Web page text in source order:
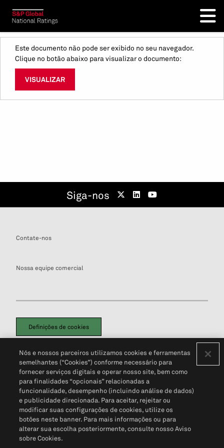
Este documento não pode ser exibido no seu navegador.
Clique no botão abaixo para visualizar o documento:
VISUALIZAR
Siga-nos
Contate-nos
Nossa equipe comercial
Definições de cookies
Política de PrivacidadePortal de privacidade do cliente (em inglês)
Não Venda Minhas Informações Pessoais© 2026 S&P Global
Nós e nossos parceiros utilizamos cookies e ferramentas
semelhantes (“Cookies”) conforme necessário para
fornecer serviços digitais e operar nosso site, bem como
para finalidades “opcionais” relacionadas a
funcionalidade, desempenho (incluindo análise de dados)
e publicidade direcionada. Para aceitar, rejeitar ou
modificar suas configurações de cookies, utilize os
botões neste banner. Para mais informações ou para
alterar sua escolha posteriormente, consulte nosso Aviso
sobre Cookies.